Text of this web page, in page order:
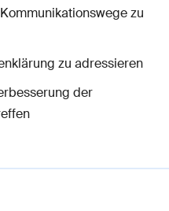
zu
zu adressieren
der